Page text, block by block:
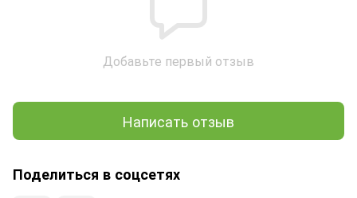
Добавьте первый отзыв
Написать отзыв
Поделиться в соцсетях